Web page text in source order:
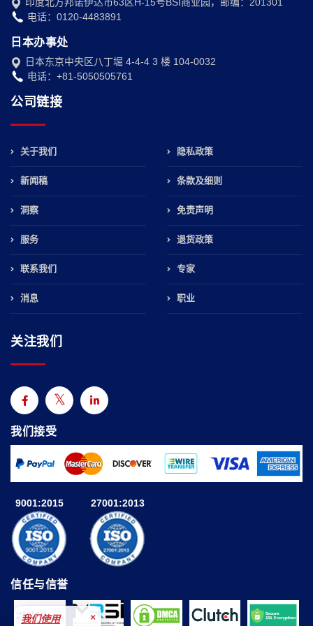
电话：0120-4483891
日本办事处
日本东京中央区八丁堀 4-4-4 3 楼 104-0032
电话：+81-5050505761
公司链接
关于我们
新闻稿
洞察
服务
联系我们
消息
隐私政策
条款及细则
免责声明
退货政策
专家
职业
关注我们
我们接受
9001:2015 27001:2013
信任与信誉
我们使用 ×